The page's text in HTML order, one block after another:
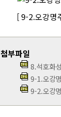
[ 9-2.오강명
첨부파일
8.석호화
9-1.오강
9-2.오강